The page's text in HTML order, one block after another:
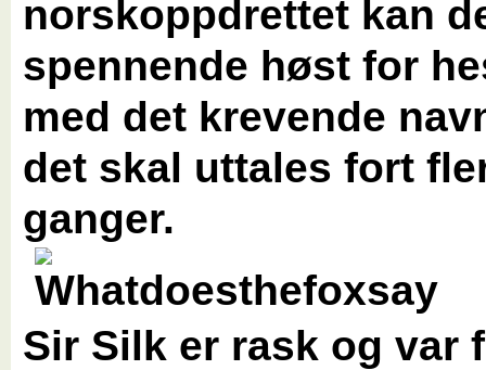
norskoppdrettet kan
spennende høst for
med det krevende
det skal uttales fort
ganger.
Sir Silk er rask og var